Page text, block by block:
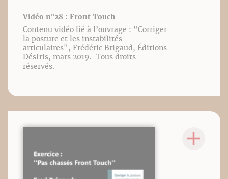
Vidéo n°28 : Front Touch
Contenu vidéo lié à l’ouvrage : "Corriger
la posture et les instabilités
articulaires", Frédéric Brigaud, Éditions
DésIris, mars 2019. Tous droits
réservés.